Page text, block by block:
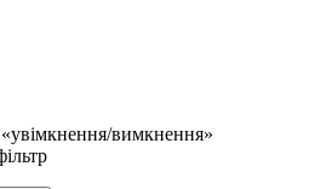
вимкнення»